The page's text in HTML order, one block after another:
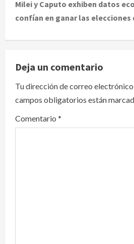
n
a
v
i
g
a
Milei y Caputo exhiben datos
confían en ganar las elecciones
Deja un comentario
Tu dirección de correo
campos obligatorios están
Comentario *